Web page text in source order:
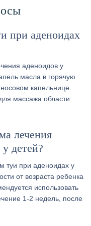
при аденоидах
аденоидов у
масла в горячую
капельнице.
массажа области
лечения
детей?
туи при аденоидах у
от возраста ребенка
использовать
1-2 недель, после